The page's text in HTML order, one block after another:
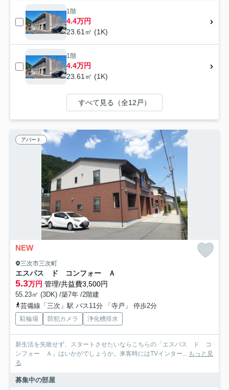
1階
4.4万円
23.61㎡ (1K)
1階
4.4万円
23.61㎡ (1K)
すべて見る（全12戸）
アパート
NEW
三次市三次町
エスパス ド コンフォー Ａ
5.3万円 管理/共益費3,500円
55.23㎡ (3DK) /築7年 /2階建
芸備線「三次」駅 バス11分 「寺戸」 停歩2分
駐輪場 防犯カメラ 浄化槽排水
新生活を失敗せず、スタートさせたいならこちらの「エスパス ド コ
ンフォー Ａ」はいかがでしょうか。来客時にはTVインター... もっと見
る
募集中の部屋